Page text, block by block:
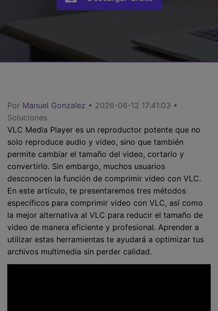
Usuarios de DVD
Usuarios de Redes Sociales
MÁS SOLUCIONES
Especificaciones técnicas
Una lista de todos los formatos, dispositivos y GPUs
Los productos y las actualizaciones más recientes.
Por Manuel Gonzalez • 2026-06-12 17:41:03 •
Soluciones
VLC Media Player es un reproductor potente que no
solo reproduce audio y video, sino que también
permite cambiar el tamaño del video, cortarlo y
convertirlo. Sin embargo, muchos usuarios
desconocen la función de comprimir video con VLC.
En este artículo, te presentaremos tres métodos
específicos para comprimir video con VLC, así como
la mejor alternativa al VLC para reducir el tamaño de
video de manera eficiente y profesional. Aprender a
utilizar estas herramientas te ayudará a optimizar tus
archivos multimedia sin perder calidad.